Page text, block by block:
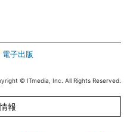
電子出版
© ITmedia, Inc. All Rights Reserved.
報